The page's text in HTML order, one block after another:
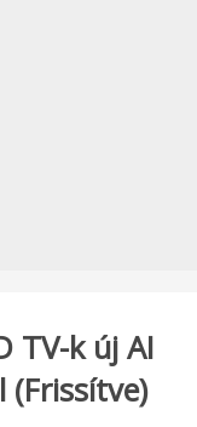
TV-k új AI